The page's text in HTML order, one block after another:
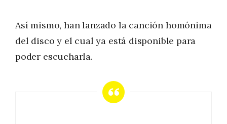
Así mismo, han lanzado la canción homónima
del disco y el cual ya está disponible para
poder escucharla.